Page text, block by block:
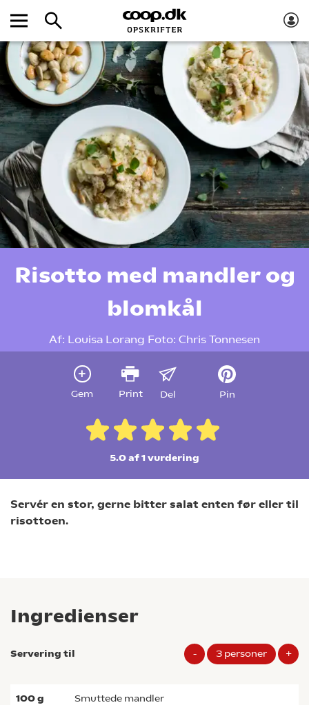
Risotto med mandler og
blomkål
Af: Louisa Lorang Foto: Chris Tonnesen
Gem Print Del Pin
5.0 af 1vurdering
Servér en stor, gerne bitter salat enten før eller til
risottoen.
Ingredienser
Servering til - 3 personer +
100g smuttede mandler